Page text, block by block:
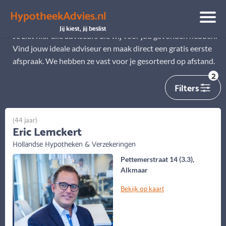
HypotheekAdvies.nl
Jij kiest, jij beslist
Alle adviseurs
Je ziet hier alle adviseurs die wij voor jou gevonden hebben.
Vind jouw ideale adviseur en maak direct een gratis eerste
afspraak. We hebben ze vast voor je gesorteerd op afstand.
Filters
2
Pettemerstraat 14 (3.3),
Alkmaar
Bekijk op kaart
(44 jaar)
Eric Lemckert
Hollandse Hypotheken & Verzekeringen